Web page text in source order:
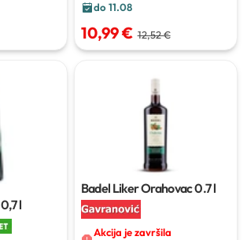
do 11.08
10,99 € 12,52 €
0,7 l
Badel Liker Orahovac0.7 l
Akcija je završila